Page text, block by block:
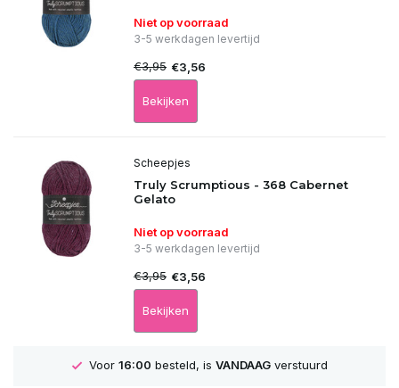
Niet op voorraad
3-5 werkdagen levertijd
€3,95 €3,56
Bekijken
Scheepjes
Truly Scrumptious - 368 Cabernet
Gelato
Niet op voorraad
3-5 werkdagen levertijd
€3,95 €3,56
Bekijken
Voor 16:00 besteld, is VANDAAGverstuurd